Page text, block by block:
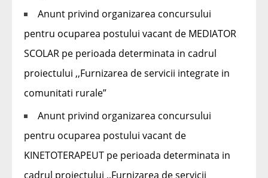
Anunt privind organizarea concursului
pentru ocuparea postului vacant de MEDIATOR
SCOLAR pe perioada determinata in cadrul
proiectului ,,Furnizarea de servicii integrate in
comunitati rurale”
Anunt privind organizarea concursului
pentru ocuparea postului vacant de
KINETOTERAPEUT pe perioada determinata in
cadrul proiectului ,,Furnizarea de servicii